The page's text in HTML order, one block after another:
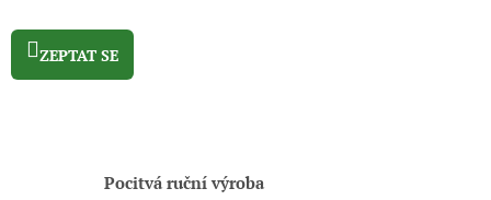
ZEPTAT SE
Pocitvá ruční výroba